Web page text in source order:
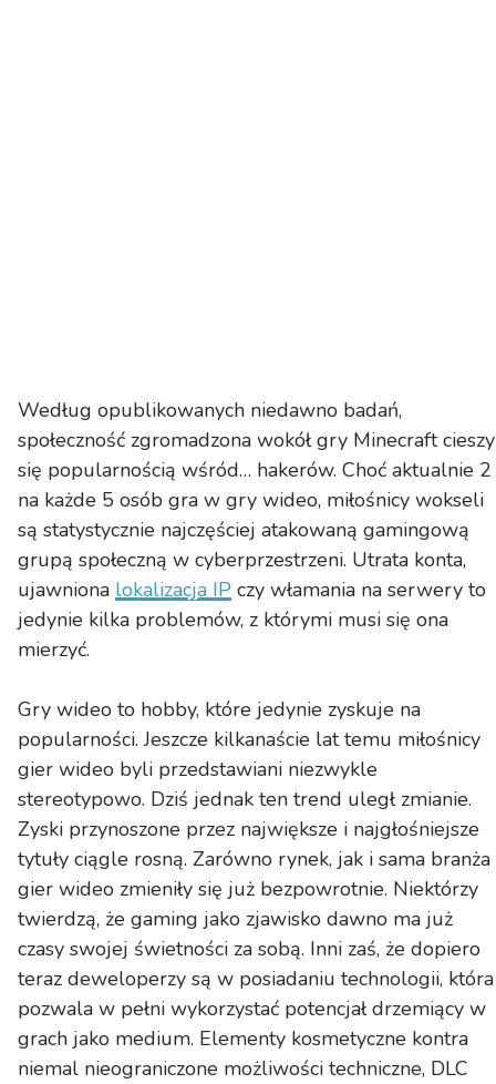
Według opublikowanych niedawno badań,
społeczność zgromadzona wokół gry Minecraft cieszy
się popularnością wśród… hakerów. Choć aktualnie 2
na każde 5 osób gra w gry wideo, miłośnicy wokseli
są statystycznie najczęściej atakowaną gamingową
grupą społeczną w cyberprzestrzeni. Utrata konta,
ujawniona lokalizacja IP czy włamania na serwery to
jedynie kilka problemów, z którymi musi się ona
mierzyć.
Gry wideo to hobby, które jedynie zyskuje na
popularności. Jeszcze kilkanaście lat temu miłośnicy
gier wideo byli przedstawiani niezwykle
stereotypowo. Dziś jednak ten trend uległ zmianie.
Zyski przynoszone przez największe i najgłośniejsze
tytuły ciągle rosną. Zarówno rynek, jak i sama branża
gier wideo zmieniły się już bezpowrotnie. Niektórzy
twierdzą, że gaming jako zjawisko dawno ma już
czasy swojej świetności za sobą. Inni zaś, że dopiero
teraz deweloperzy są w posiadaniu technologii, która
pozwala w pełni wykorzystać potencjał drzemiący w
grach jako medium. Elementy kosmetyczne kontra
niemal nieograniczone możliwości techniczne, DLC